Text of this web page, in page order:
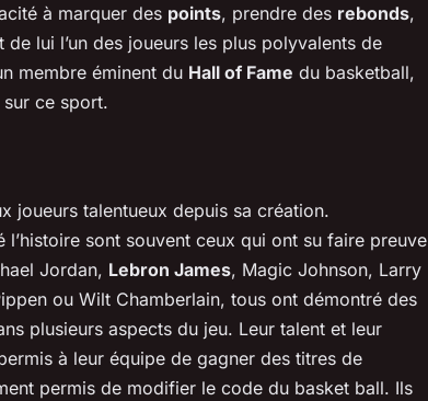
à marquer des points, prendre des rebonds,
lui l’un des joueurs les plus polyvalents de
membre éminent du Hall of Fame du basketball,
ce sport.
joueurs talentueux depuis sa création.
sont souvent ceux qui ont su faire preuve
Jordan, Lebron James, Magic Johnson, Larry
ou Wilt Chamberlain, tous ont démontré des
plusieurs aspects du jeu. Leur talent et leur
à leur équipe de gagner des titres de
permis de modifier le code du basket ball. Ils